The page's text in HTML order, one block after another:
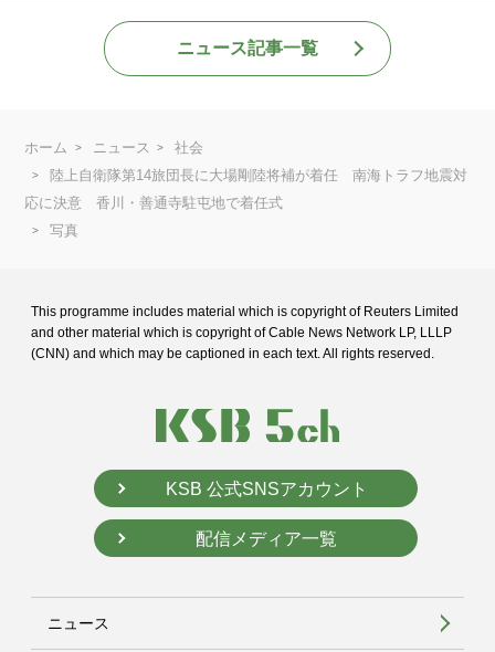
ニュース記事一覧
ホーム ニュース
社会
陸上自衛隊第14旅団長に大場剛陸将補が着任 南海トラフ地震対
応に決意 香川・善通寺駐屯地で着任式
写真
This programme includes material which is copyright of Reuters Limited
and other material which is copyright of Cable News Network LP, LLLP
(CNN) and which may be captioned in each text. All rights reserved.
KSB 公式SNSアカウント
配信メディア一覧
ニュース